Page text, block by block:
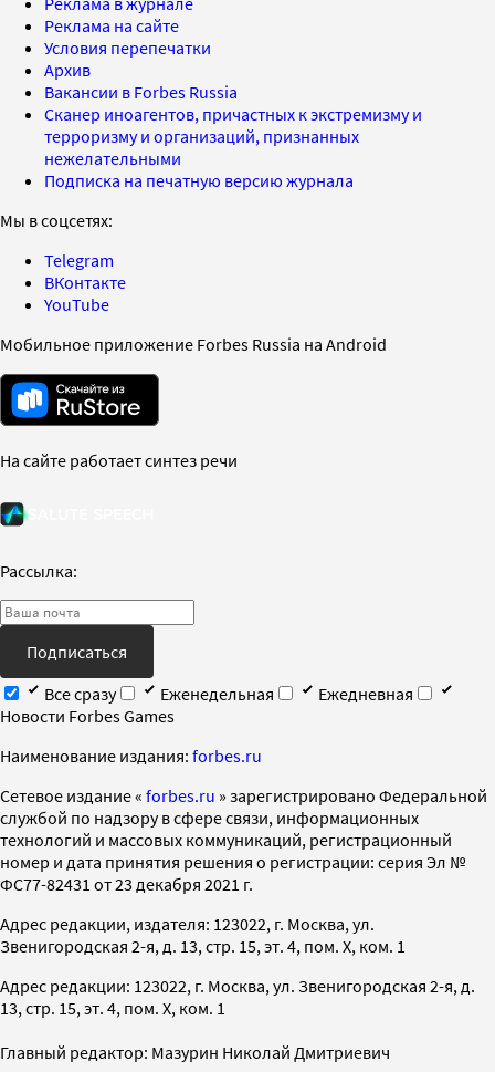
Реклама на сайте
Условия перепечатки
Архив
Вакансии в Forbes Russia
Сканер иноагентов, причастных к экстремизму и
терроризму и организаций, признанных
нежелательными
Подписка на печатную версию журнала
Мы в соцсетях:
Telegram
ВКонтакте
YouTube
Мобильное приложение Forbes Russia на Android
На сайте работает синтез речи
Рассылка:
Подписаться
Все сразу
Еженедельная
Ежедневная
Новости Forbes Games
Наименование издания: forbes.ru
Cетевое издание « forbes.ru » зарегистрировано Федеральной
службой по надзору в сфере связи, информационных
технологий и массовых коммуникаций, регистрационный
номер и дата принятия решения о регистрации: серия Эл №
ФС77-82431 от 23 декабря 2021 г.
Адрес редакции, издателя: 123022, г. Москва, ул.
Звенигородская 2-я, д. 13, стр. 15, эт. 4, пом. X, ком. 1
Адрес редакции: 123022, г. Москва, ул. Звенигородская 2-я, д.
13, стр. 15, эт. 4, пом. X, ком. 1
Главный редактор: Мазурин Николай Дмитриевич